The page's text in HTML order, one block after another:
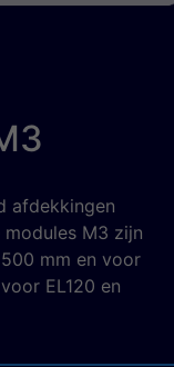
afdekkingen
M3 zijn
mm en voor
EL120 en